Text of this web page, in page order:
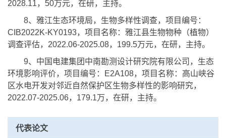
2028.11，50万元，在研，主持。
8、雅江生态环境局，生物多样性调查，项目编号：
CIB2022K-KY0193，项目名称：雅江县生物物种（植物）
调查评估，2022.06-2025.08，199.5万元，在研，主持。
9、中国电建集团中南勘测设计研究院有限公司，生态
环境影响评价，项目编号：E2A108，项目名称：高山峡谷
区水电开发对邻近自然保护区生物多样性的影响研究，
2022.07-2025.06，179.1万，在研，主持。
代表论文